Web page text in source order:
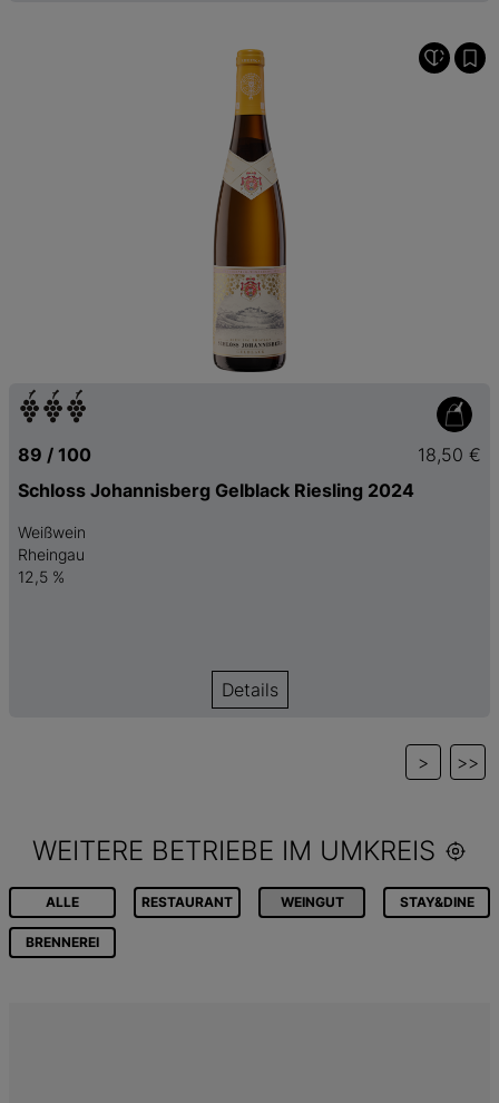
89 / 100
18,50 €
Schloss Johannisberg Gelblack Riesling 2024
Weißwein
Rheingau
12,5 %
Details
> >>
WEITERE BETRIEBE IM UMKREIS
ALLE RESTAURANT WEINGUT STAY&DINE
BRENNEREI